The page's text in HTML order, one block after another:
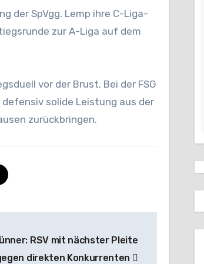
der SpVgg. Lemp ihre C-Liga-
zur A-Liga auf dem
vor der Brust. Bei der FSG
solide Leistung aus der
zurückbringen.
RSV mit nächster Pleite
direkten Konkurrenten